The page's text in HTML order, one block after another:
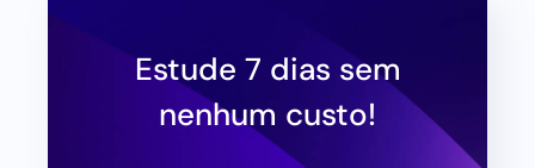
Estude 7 dias sem
nenhum custo!